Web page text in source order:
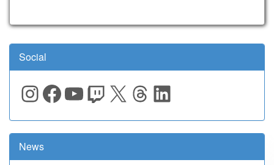
Social
Instagram
Facebook
YouTube
Twitch
X Threads
LinkedIn
News